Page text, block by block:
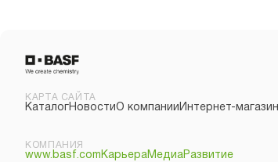
КАРТА САЙТА
КаталогНовостиО компании Интернет-магазин
КОМПАНИЯ
www.basf.com КарьераМедиаРазвитие